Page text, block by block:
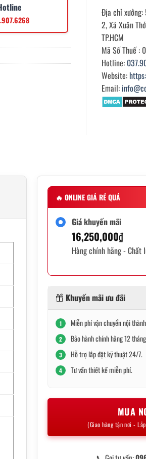
Địa chỉ xưởng:
2, Xã Xuân
TP.HCM
Mã Số Thuế :
Hotline:
Website:
Email:
🔥 ONLINE GIÁ RẺ QUÁ
Giá khuyến mãi
16,250,000₫
Hàng chính hãng - Chất
Khuyến mãi ưu đãi
1 Miễn phí vận chuyển nội
2 Bảo hành chính hãng 12
3 Hỗ trợ lắp đặt kỹ thuật 24/7.
4 Tư vấn thiết kế miễn phí.
MUA
(Giao hàng tận nơi -